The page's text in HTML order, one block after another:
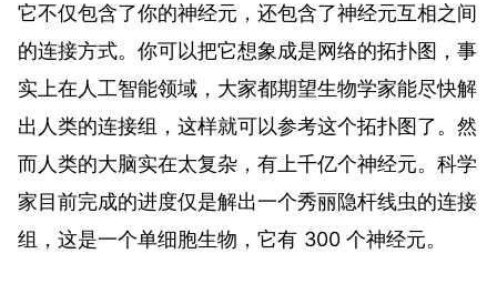
它不仅包含了你的神经元，还包含了神经元互相之间
的连接方式。你可以把它想象成是网络的拓扑图，事
实上在人工智能领域，大家都期望生物学家能尽快解
出人类的连接组，这样就可以参考这个拓扑图了。然
而人类的大脑实在太复杂，有上千亿个神经元。科学
家目前完成的进度仅是解出一个秀丽隐杆线虫的连接
组，这是一个单细胞生物，它有 300 个神经元。